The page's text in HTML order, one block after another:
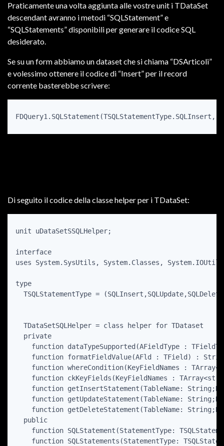
Praticamente una volta aggiunta alle vostre unit i TDataSet
descendant avranno i metodi “SQLStatement” e
“SQLStatements” disponibili per generare il codice SQL
desiderato.
Se su un form abbiamo un dataset che si chiama “DSArticoli”
e volessimo ottenere il codice di “Insert” per il record
corrente basterebbe scrivere:
Di seguito il codice della classe helper per i TDataSet:
unit uDataSetSSQLHelper;
interface
uses System.SysUtils, System.Classes,
type
TSQLStatementType =
  TDataSetSQLHelper = class helper for TDataset
  private
function dataTypeSupported(AFieldType :
function formatFieldValue(AFld : TField) :
function whereCondition(KeyFieldNames :
function ckKeyFields(KeyFieldNames :
function getInsertStatement(TableName:
function getUpdateStatement(TableName:
function getDeleteStatement(TableName:
  public
function SQLStatement(StatementType:
function SQLStatements(StatementType: